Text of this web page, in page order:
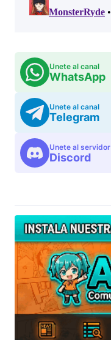
Unete al canal
WhatsApp
Unete al canal
Telegram
Unete al servidor
Discord